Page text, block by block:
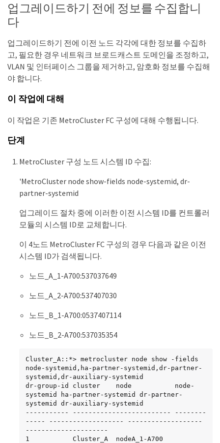
업그레이드하기 전에 정보를 수집합니
다
업그레이드하기 전에 이전 노드 각각에 대한 정보를 수집하
고, 필요한 경우 네트워크 브로드캐스트 도메인을 조정하고,
VLAN 및 인터페이스 그룹을 제거하고, 암호화 정보를 수집해
야 합니다.
이 작업에 대해
이 작업은 기존 MetroCluster FC 구성에 대해 수행됩니다.
단계
MetroCluster 구성 노드 시스템 ID 수집:
'MetroCluster node show-fields node-systemid, dr-
partner-systemid
업그레이드 절차 중에 이러한 이전 시스템 ID를 컨트롤러
모듈의 시스템 ID로 교체합니다.
이 4노드 MetroCluster FC 구성의 경우 다음과 같은 이전
시스템 ID가 검색됩니다.
노드_A_1-A700:537037649
노드_A_2-A700:537407030
노드_B_1-A700:0537407114
노드_B_2-A700:537035354
Cluster_A::*> metrocluster node show -fields
node-systemid,ha-partner-systemid,dr-partner-
systemid,dr-auxiliary-systemid
dr-group-id cluster    node           node-
systemid ha-partner-systemid dr-partner-
systemid dr-auxiliary-systemid
----------- ------------------------- --------
----- ------------------- -------------------
---------------------
1           Cluster_A  nodeA_1-A700